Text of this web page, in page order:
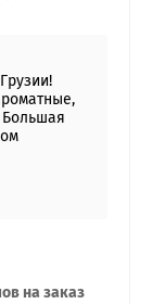
Большая
на заказ